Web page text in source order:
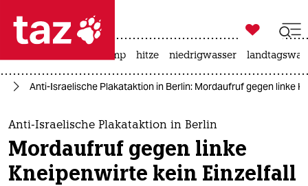
 taz zahl ich
taz zahl ich
themen
politik

taz zahl ich
usa unter trump hitze niedrigwasser
Anti-Israelische Plakataktion in Berlin: Mordaufruf gegen linke
Anti-Israelische Plakataktion in Berlin
Mordaufruf gegen linke
Kneipenwirte kein Einzelfall